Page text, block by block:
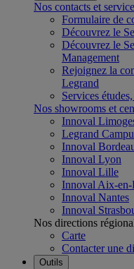
Nos contacts et
Formulaire de
Découvrez le
Découvrez le
Management
Rejoignez la
Legrand
Services
Nos showrooms et
Innoval
Legrand
Innoval
Innoval Lyon
Innoval Lille
Innoval Aix-en-
Innoval Nantes
Innoval
Nos directions
Carte
Contacter une
Outils